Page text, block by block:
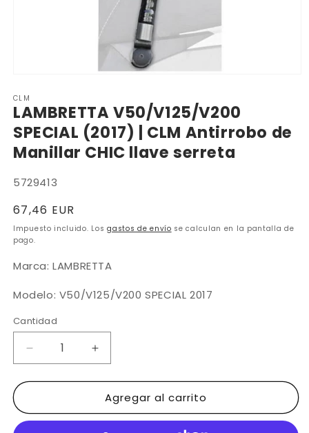
multimedia
1
en
una
ventana
modal
CLM
LAMBRETTA V50/V125/V200
SPECIAL (2017) | CLM Antirrobo de
Manillar CHIC llave serreta
SKU:
5729413
Precio
habitual
67,46 EUR
Impuesto incluido. Losgastos de envío se calculan en la pantalla de
pago.
Marca: LAMBRETTA
Modelo: V50/V125/V200 SPECIAL 2017
Cantidad
Reducir
cantidad
para
V50/V125/V200
Aumentar
cantidad
para
LAMBRETTA
V50/V125/V200
Agregar al carrito